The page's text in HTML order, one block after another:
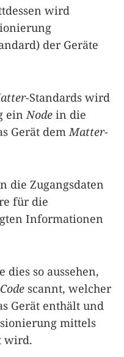
wird
der Geräte
-Standards wird
ein Node in die
Gerät dem Matter-
die Zugangsdaten
für die
Informationen
so aussehen,
scannt, welcher
Gerät enthält und
mittels
wird.